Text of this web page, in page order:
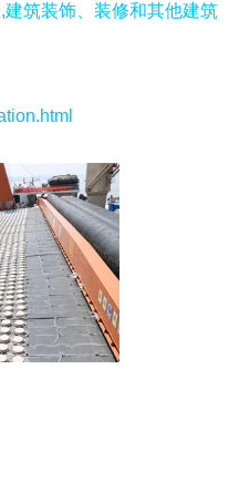
筑装饰、装修和其他建筑